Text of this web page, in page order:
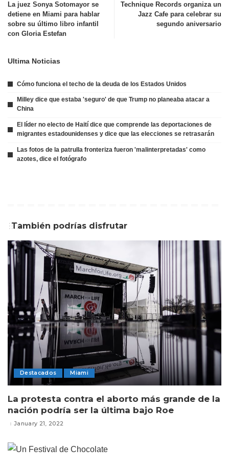
La juez Sonya Sotomayor se
detiene en Miami para hablar
sobre su último libro infantil
con Gloria Estefan
Technique Records organiza un
Jazz Cafe para celebrar su
segundo aniversario
Ultima Noticias
Cómo funciona el techo de la deuda de los Estados Unidos
Milley dice que estaba 'seguro' de que Trump no planeaba atacar a
China
El líder no electo de Haití dice que comprende las deportaciones de
migrantes estadounidenses y dice que las elecciones se retrasarán
Las fotos de la patrulla fronteriza fueron 'malinterpretadas' como
azotes, dice el fotógrafo
También podrías disfrutar
Destacados Miami
La protesta contra el aborto más grande de la
nación podría ser la última bajo Roe
January 21, 2022